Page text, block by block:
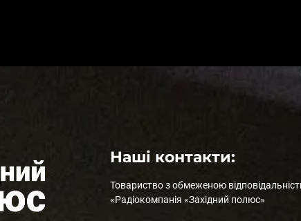
Наші контакти:
Товариство з обмеженою
«Радіокомпанія «Західний полюс»